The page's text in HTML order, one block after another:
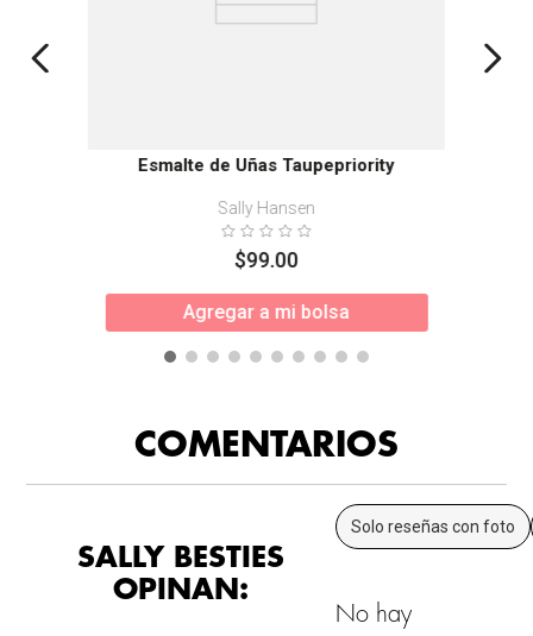
Esmalte de Uñas Taupepriority
Sally Hansen
$99.00
Agregar a mi bolsa
COMENTARIOS
SALLY BESTIES
OPINAN:
Solo reseñas con foto
No hay